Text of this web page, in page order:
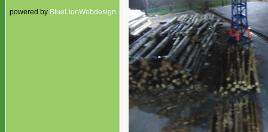
powered by BlueLionWebdesign